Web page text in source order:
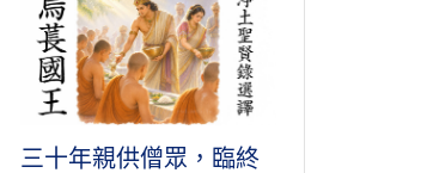
三十年親供僧眾，臨終